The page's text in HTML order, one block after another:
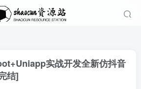
实战开发全新仿抖音
结]